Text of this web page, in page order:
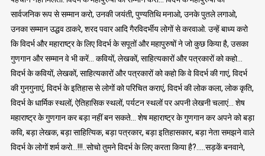
सार्वजनिक रूप से सम्मान करो, उनकी जयंती, पुण्यतिथि मनाओ, उनके पुतले लगाओ,
उनका सम्मान उद्धव ठाकरे, शरद पवार आदि गैरविदर्भीय लोगों से करवाओ. उन्हें बाध्य करो
कि विदर्भ और महाराष्ट्र के लिए विदर्भ के सपूतों और महापुरुषों ने जो कुछ किया है, उसका
गुणगान और सम्मान वे भी करें… कवियों, लेखकों, साहित्यकारों और पत्रकारों को कहो…
विदर्भ के कवियों, लेखकों, साहित्यकारों और पत्रकारों को कहो कि वे विदर्भ की गाएं, विदर्भ
की गुनगुनाएं, विदर्भ के इतिहास से लोगों को परिचित कराएं, विदर्भ की लोक कला, लोक कृति,
विदर्भ के धार्मिक स्थलों, ऐतिहासिक स्थलों, पर्यटन स्थलों पर अपनी लेखनी चलाएं… शेष
महाराष्ट्र के गुणगान कर बड़ा नहीं बन सकते… शेष महाराष्ट्र के गुणगान कर अपने को बड़ा
कवि, बड़ा लेखक, बड़ा साहित्यिक, बड़ा पत्रकार, बड़ा इतिहासकार, बड़ा नेता समझने वाले
विदर्भ के लोगों शर्म करो…!!!..सोचो तुमने विदर्भ के लिए करता किया है?…..सड़कें बनवाने,